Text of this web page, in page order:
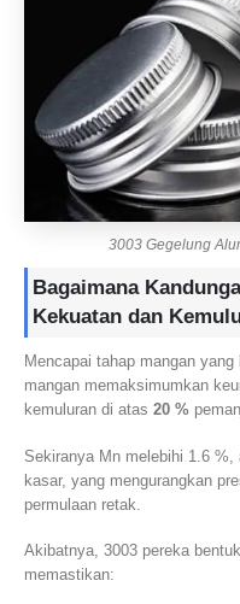
3003 Gegelung
Bagaimana
Kekuatan dan
Mencapai tahap mangan
mangan memaksimumkan
kemuluran di atas 20 %
Sekiranya Mn melebihi 1.6
kasar, yang mengurangkan
permulaan retak.
Akibatnya, 3003 pereka
memastikan: